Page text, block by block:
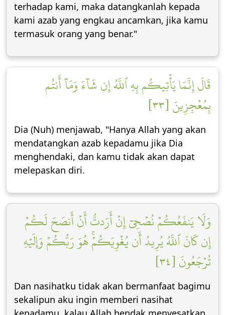
terhadap kami, maka datangkanlah kepada
kami azab yang engkau ancamkan, jika kamu
termasuk orang yang benar."
قَالَ إِنَّمَا يَأۡتِيكُم بِهِ ٱللَّهُ إِن شَآءَ وَمَآ أَنتُم
بِمُعۡجِزِينَ [٣٣]
Dia (Nuh) menjawab, "Hanya Allah yang akan
mendatangkan azab kepadamu jika Dia
menghendaki, dan kamu tidak akan dapat
melepaskan diri.
وَلَا يَنفَعُكُمۡ نُصۡحِيٓ إِنۡ أَرَدتُّ أَنۡ أَنصَحَ لَكُمۡ
إِن كَانَ ٱللَّهُ يُرِيدُ أَن يُغۡوِيَكُمۡۚ هُوَ رَبُّكُمۡ وَإِلَيۡهِ
تُرۡجَعُونَ [٣٤]
Dan nasihatku tidak akan bermanfaat bagimu
sekalipun aku ingin memberi nasihat